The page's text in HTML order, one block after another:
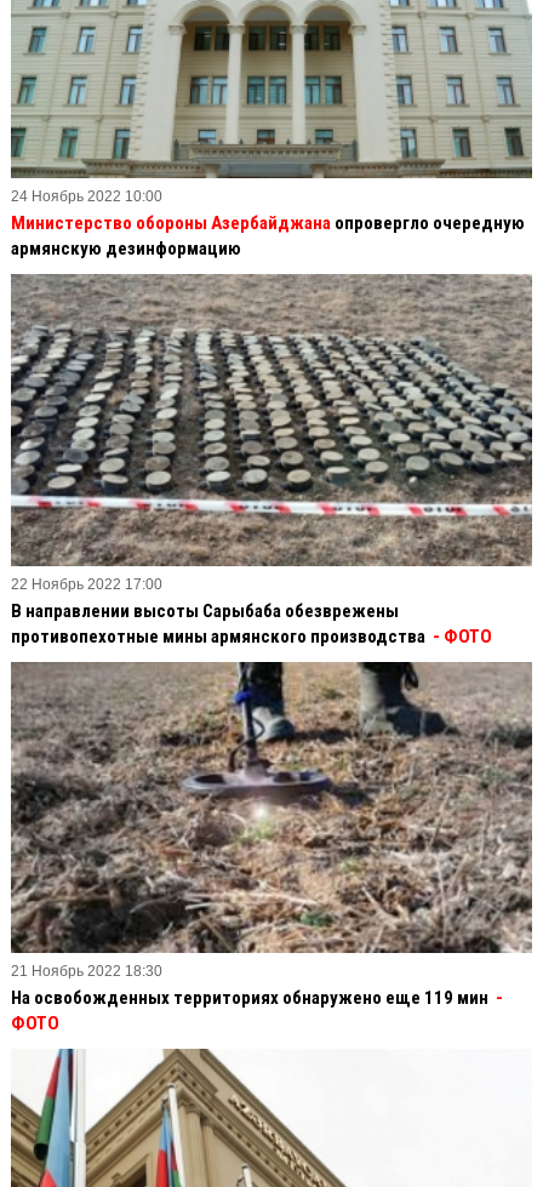
24 Ноябрь 2022 10:00
Министерство обороны Азербайджана опровергло очередную
армянскую дезинформацию
22 Ноябрь 2022 17:00
В направлении высоты Сарыбаба обезврежены
противопехотные мины армянского производства - ФОТО
21 Ноябрь 2022 18:30
На освобожденных территориях обнаружено еще 119 мин -
ФОТО